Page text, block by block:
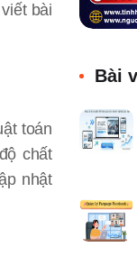
bài
toán
chất
nhật
Bài